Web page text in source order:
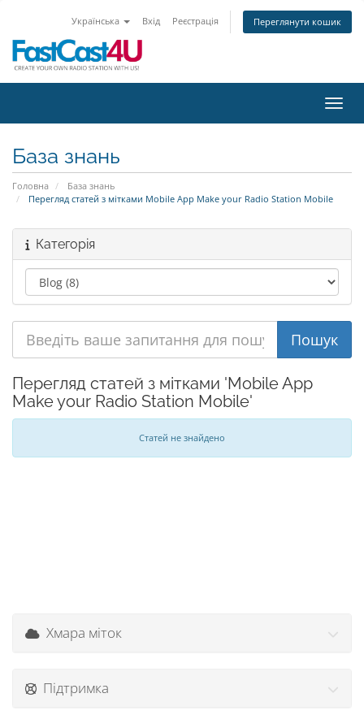
Українська Вхід Реєстрація Переглянути кошик
База знань
Головна
База знань
Перегляд статей з мітками Mobile App Make your Radio Station Mobile
Категорія
Перегляд статей з мітками 'Mobile App
Make your Radio Station Mobile'
Статей не знайдено
Хмара міток
Підтримка